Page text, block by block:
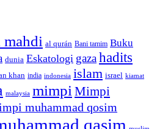
mahdi al qurán Bani tamim Buku
dunia Eskatologi gazahadits
khan india indonesia islam israel kiamat
malaysia mimpi Mimpi
muhammad qosim
qasim